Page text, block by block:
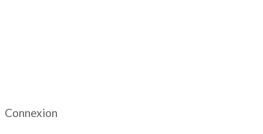
Connexion